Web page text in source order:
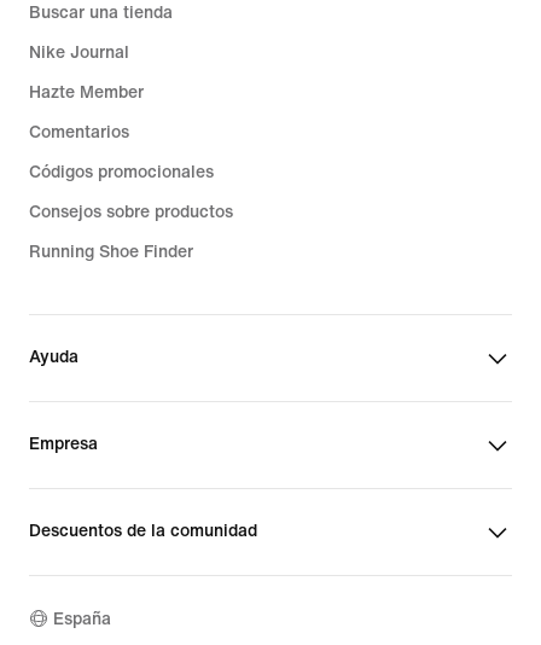
Buscar una tienda
Nike Journal
Hazte Member
Comentarios
Códigos promocionales
Consejos sobre productos
Running Shoe Finder
Ayuda
Empresa
Descuentos de la comunidad
España